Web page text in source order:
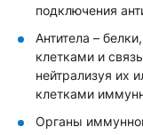
подключения
Антитела –
клетками и
нейтрализуя их
клетками
Органы